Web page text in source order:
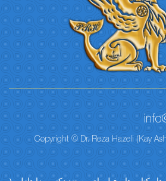
Copyright © Dr. Reza Hazeli (Kay